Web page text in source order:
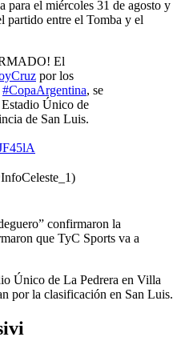
para el miércoles 31 de agosto y
partido entre el Tomba y el
El
por los
#CopaArgentina, se
Único de
de San Luis.
confirmaron la
que TyC Sports va a
Único de La Pedrera en Villa
por la clasificación en San Luis.